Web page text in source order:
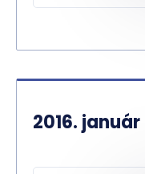
2016. január